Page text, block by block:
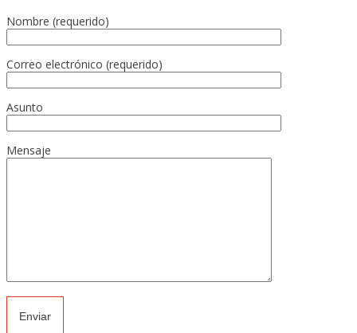
Nombre (requerido)
Correo electrónico (requerido)
Asunto
Mensaje